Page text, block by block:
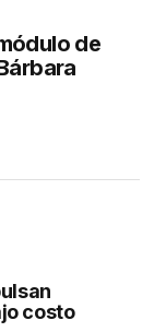
de
costo